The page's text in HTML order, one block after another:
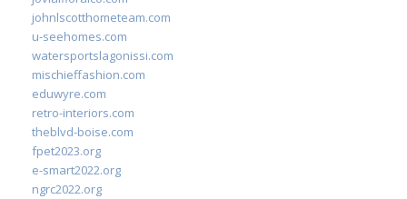
johnlscotthometeam.com
u-seehomes.com
watersportslagonissi.com
mischieffashion.com
eduwyre.com
retro-interiors.com
theblvd-boise.com
fpet2023.org
e-smart2022.org
ngrc2022.org